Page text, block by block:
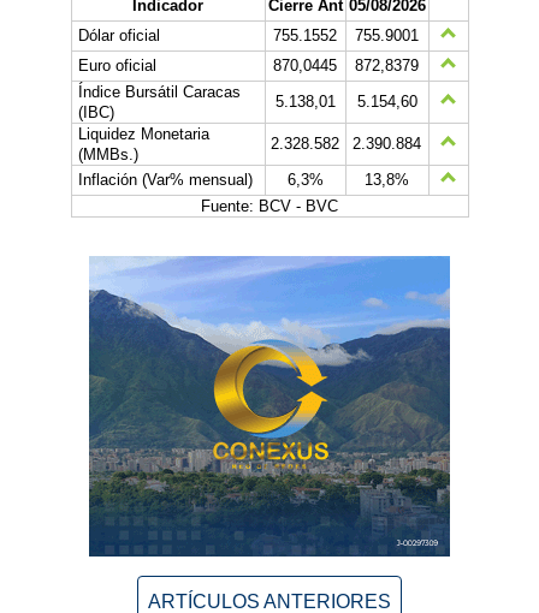
Indicador Cierre Ant 05/08/2026
Dólar oficial
755.1552
755.9001
Euro oficial
870,0445
872,8379
Índice Bursátil Caracas
(IBC)
5.138,01
5.154,60
Liquidez Monetaria
(MMBs.)
2.328.582
2.390.884
Inflación (Var% mensual)
6,3%
13,8%
Fuente: BCV - BVC
ARTÍCULOS ANTERIORES